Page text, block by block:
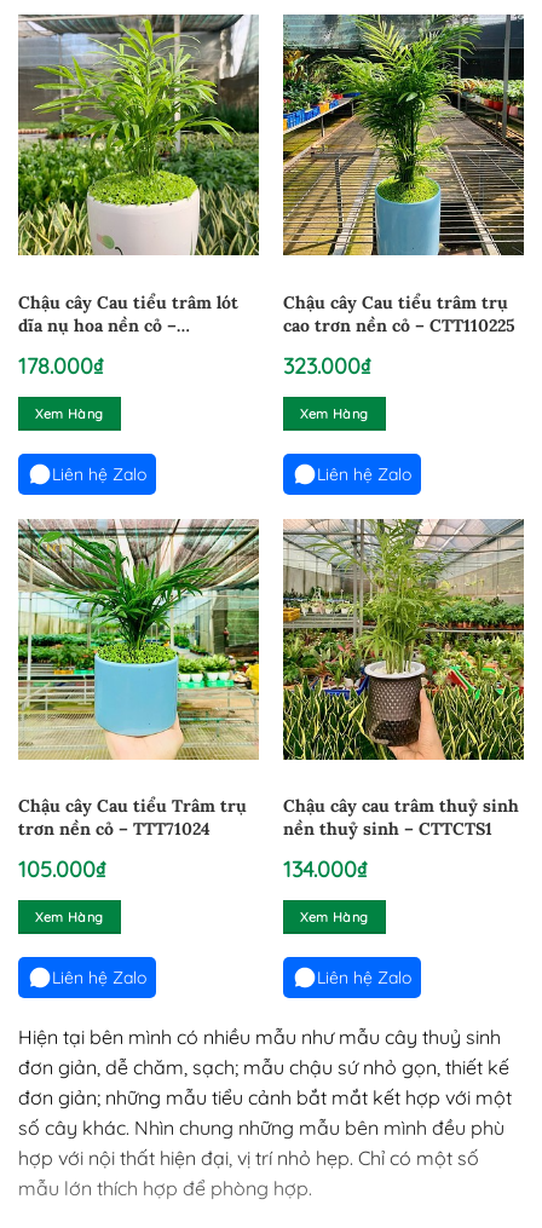
Chậu cây Cau tiểu trâm lót
dĩa nụ hoa nền cỏ –
178.000₫
Xem Hàng
Liên hệ Zalo
Chậu cây Cau tiểu trâm trụ
cao trơn nền cỏ – CTT110225
323.000₫
Xem Hàng
Liên hệ Zalo
Chậu cây Cau tiểu Trâm trụ
trơn nền cỏ – TTT71024
105.000₫
Xem Hàng
Liên hệ Zalo
Chậu cây cau trâm thuỷ sinh
nền thuỷ sinh – CTTCTS1
134.000₫
Xem Hàng
Liên hệ Zalo
Hiện tại bên mình có nhiều mẫu như mẫu cây thuỷ sinh
đơn giản, dễ chăm, sạch; mẫu chậu sứ nhỏ gọn, thiết kế
đơn giản; những mẫu tiểu cảnh bắt mắt kết hợp với một
số cây khác. Nhìn chung những mẫu bên mình đều phù
hợp với nội thất hiện đại, vị trí nhỏ hẹp. Chỉ có một số
mẫu lớn thích hợp để phòng hợp.